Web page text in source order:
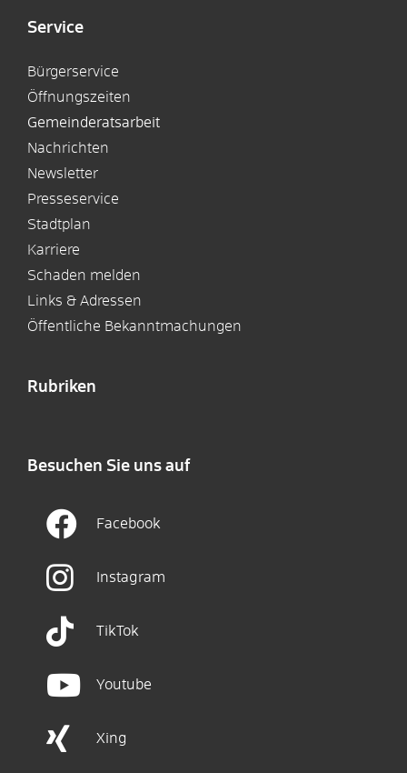
Service
Bürgerservice
Öffnungszeiten
Gemeinderatsarbeit
Nachrichten
Newsletter
Presseservice
Stadtplan
Karriere
Schaden melden
Links & Adressen
Öffentliche Bekanntmachungen
Rubriken
Besuchen Sie uns auf
Facebook
Instagram
TikTok
Youtube
Xing